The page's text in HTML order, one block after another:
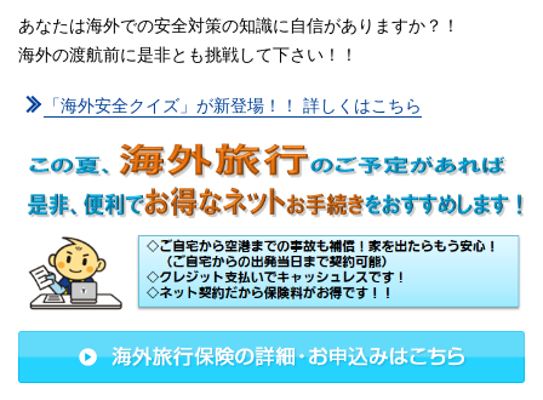
あなたは海外での安全対策の知識に自信がありますか？！
海外の渡航前に是非とも挑戦して下さい！！
「海外安全クイズ」が新登場！！ 詳しくはこちら